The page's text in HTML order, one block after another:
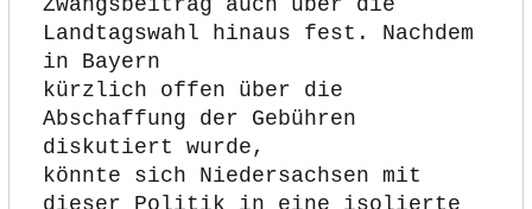
Zwangsbeitrag auch über die
Landtagswahl hinaus fest. Nachdem
in Bayern
kürzlich offen über die
Abschaffung der Gebühren
diskutiert wurde,
könnte sich Niedersachsen mit
dieser Politik in eine isolierte